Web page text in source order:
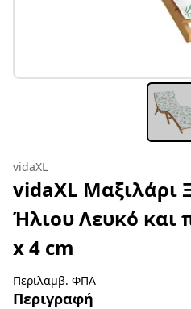
vidaXL
vidaXL Μαξιλάρι
Ήλιου Λευκό και
x 4 cm
Περιλαμβ. ΦΠΑ
Περιγραφή